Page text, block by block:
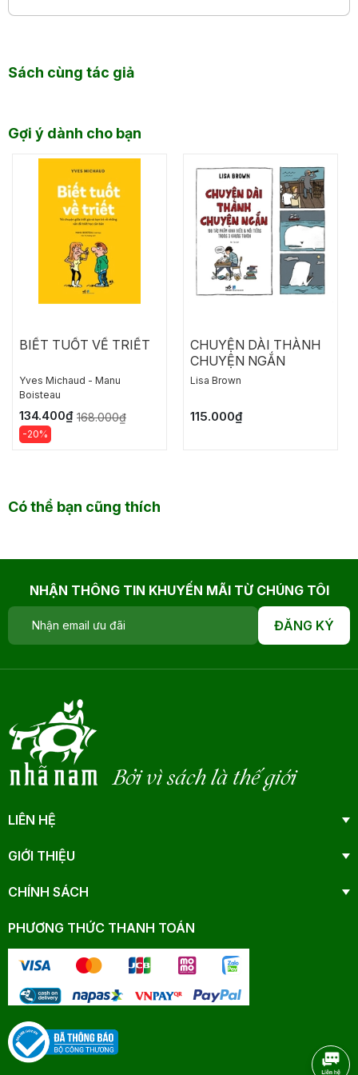
Sách cùng tác giả
Gợi ý dành cho bạn
BIẾT TUỐT VỀ TRIẾT
Yves Michaud - Manu
Boisteau
134.400₫ 168.000₫
-20%
CHUYỆN DÀI THÀNH
CHUYỆN NGẮN
Lisa Brown
115.000₫
Có thể bạn cũng thích
NHẬN THÔNG TIN KHUYẾN MÃI TỪ CHÚNG TÔI
ĐĂNG KÝ
Bởi vì sách là thế giới
LIÊN HỆ
GIỚI THIỆU
CHÍNH SÁCH
PHƯƠNG THỨC THANH TOÁN